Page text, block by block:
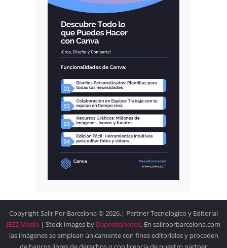
Copyright Salir Por Barcelona © 2026.| Partner Tecnologico y Editorial
JEZZ Media | Stock images by Depositphotos. En salirporbarcelona.com
las imágenes se emplean únicamente con fines editoriales y proceden